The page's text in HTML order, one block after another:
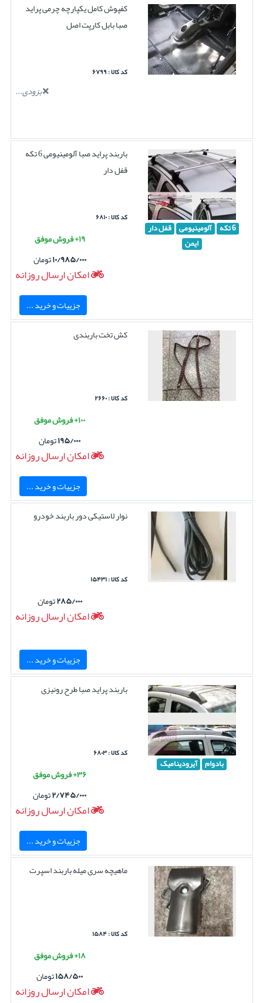
کفپوش کامل یکپارچه چرمی پراید
صبا بابل کارپت اصل
کد کالا : ۶۷۹۹
بزودی...
6 تکه آلومینیومی قفل دار
ایمن
باربند پراید صبا آلومینیومی 6 تکه
قفل دار
کد کالا : ۶۸۱۰
۱۹+ فروش موفق
۱۰/۹۸۵/۰۰۰تومان
امکان ارسال روزانه
جزییات و خرید ...
کش تخت باربندی
کد کالا : ۲۶۶۰
۱۰۰+ فروش موفق
۱۹۵/۰۰۰تومان
امکان ارسال روزانه
جزییات و خرید ...
نوار لاستیکی دور باربند خودرو
کد کالا : ۱۵۴۳۱
۲۸۵/۰۰۰تومان
امکان ارسال روزانه
جزییات و خرید ...
بادوام آیرودینامیک
باربند پراید صبا طرح رونیزی
کد کالا : ۶۸۰۳
۳۶+ فروش موفق
۲/۷۴۵/۰۰۰تومان
امکان ارسال روزانه
جزییات و خرید ...
ماهیچه سری میله باربند اسپرت
کد کالا : ۱۵۸۴
۱۸+ فروش موفق
۱۵۸/۵۰۰تومان
امکان ارسال روزانه